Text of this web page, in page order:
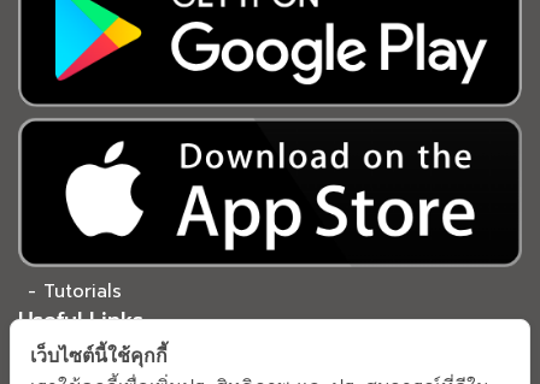
- Tutorials
Useful Links
- Contact Us
เว็บไซต์นี้ใช้คุกกี้